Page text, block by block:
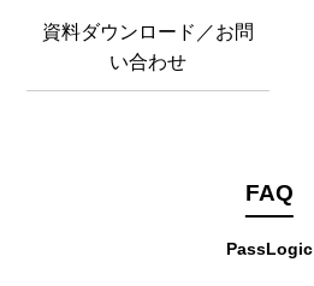
資料ダウンロード／お問
い合わせ
PassLogic
FAQ